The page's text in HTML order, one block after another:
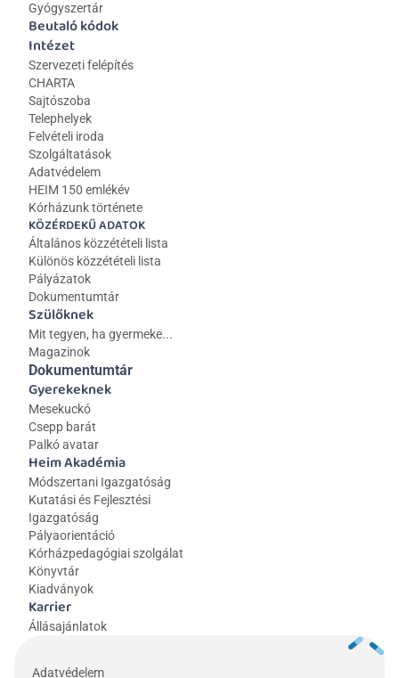
Gyógyszertár
Beutaló kódok
Intézet
Szervezeti felépítés
CHARTA
Sajtószoba
Telephelyek
Felvételi iroda
Szolgáltatások
Adatvédelem
HEIM 150 emlékév
Kórházunk története
KÖZÉRDEKŰ ADATOK
Általános közzétételi lista
Különös közzétételi lista
Pályázatok
Dokumentumtár
Szülőknek
Mit tegyen, ha gyermeke...
Magazinok
Gyerekeknek
Mesekuckó
Csepp barát
Palkó avatar
Heim Akadémia
Módszertani Igazgatóság
Kutatási és Fejlesztési
Igazgatóság
Pályaorientáció
Kórházpedagógiai szolgálat
Könyvtár
Kiadványok
Karrier
Állásajánlatok
Dokumentumtár
Adatvédelem